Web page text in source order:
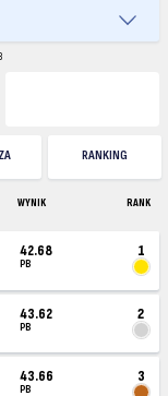
RANKING
WYNIK RANK
42.68
PB
1
43.62
PB
2
43.66
PB
3